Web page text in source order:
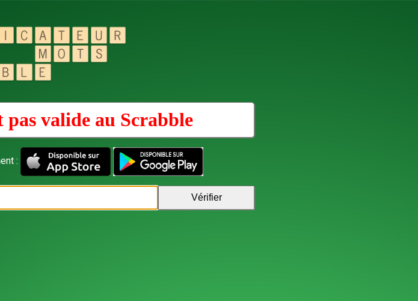
pas valide au Scrabble
: